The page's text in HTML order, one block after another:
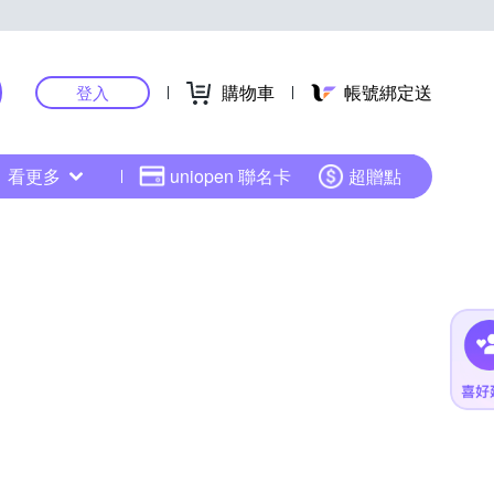
登入 購物車 帳號綁定送
看更多 uniopen 聯名卡 超贈點